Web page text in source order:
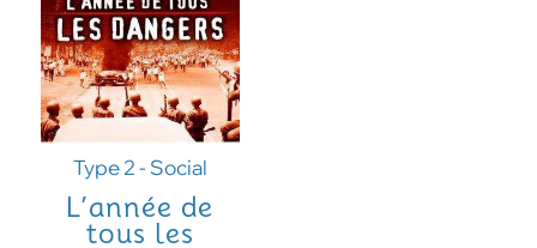
Type 2 - Social
L’année de
tous les